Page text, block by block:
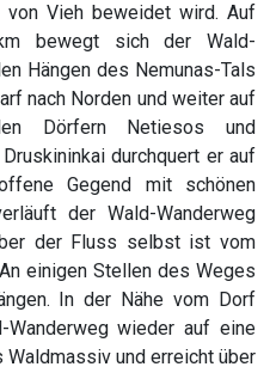
von Vieh beweidet wird. Auf
bewegt sich der Wald-
Hängen des Nemunas-Tals
nach Norden und weiter auf
Dörfern Netiesos und
durchquert er auf
Gegend mit schönen
der Wald-Wanderweg
der Fluss selbst ist vom
einigen Stellen des Weges
In der Nähe vom Dorf
Wanderweg wieder auf eine
Waldmassiv und erreicht über